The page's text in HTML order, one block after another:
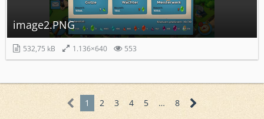
image2.PNG
532,75 kB 1.136×640 553
1 2 3 4 5 … 8